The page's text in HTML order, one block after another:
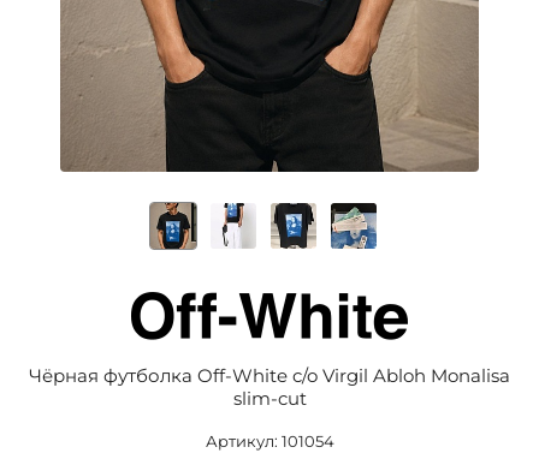
Чёрная футболка Off-White c/o Virgil Abloh Monalisa
slim-cut
Артикул: 101054